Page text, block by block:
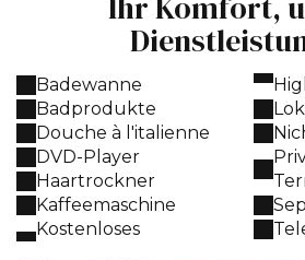
Badewanne
Badprodukte
Douche à l'italienne
DVD-Player
Haartrockner
Kaffeemaschine
Kostenloses